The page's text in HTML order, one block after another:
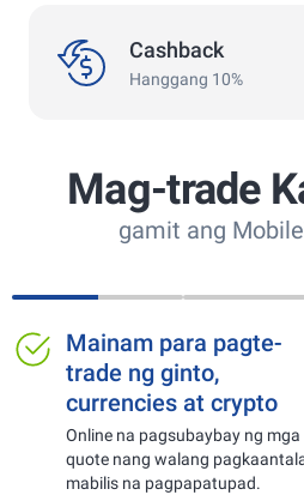
Cashback
Hanggang 10%
Mag-trade
gamit ang
Mainam para pagte-
trade ng ginto,
currencies at crypto
Online na pagsubaybay ng mga
quote nang walang pagkaantala at
mabilis na pagpapatupad.